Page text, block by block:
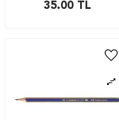
35.00TL